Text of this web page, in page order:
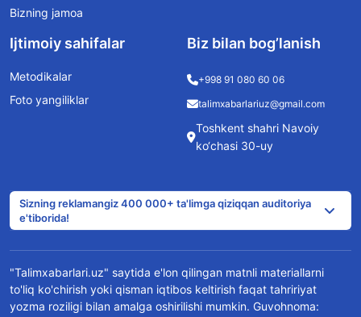
Bizning jamoa
Ijtimoiy sahifalar
Metodikalar
Foto yangiliklar
Biz bilan bog’lanish
+998 91 080 60 06
talimxabarlariuz@gmail.com
Toshkent shahri Navoiy
ko‘chasi 30-uy
Sizning reklamangiz 400 000+ ta'limga qiziqqan auditoriya
e'tiborida!
"Talimxabarlari.uz" saytida e'lon qilingan matnli materiallarni
to'liq ko'chirish yoki qisman iqtibos keltirish faqat tahririyat
yozma roziligi bilan amalga oshirilishi mumkin. Guvohnoma: